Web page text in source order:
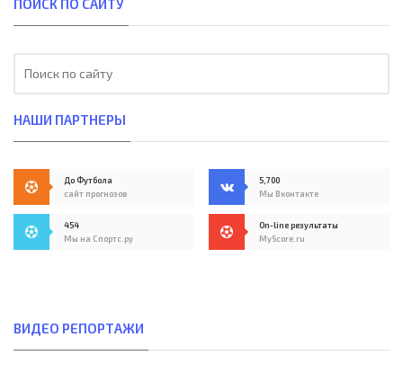
ПОИСК ПО САЙТУ
НАШИ ПАРТНЕРЫ
До Футбола
сайт прогнозов
5,700
Мы Вконтакте
454
Мы на Спортс.ру
On-line результаты
MyScore.ru
ВИДЕО РЕПОРТАЖИ